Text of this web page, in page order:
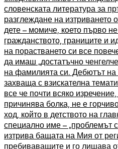
словенската литература за
разглеждане на изтриването
дете – момиче, което първо
гражданството, границите и
на порастването си все
да имаш „достатъчно
на фамилията си. Дебютът
захваща с взискателна
все че почти всяко
причинява болка, не е
ход, който в детството на
специално име – „проблемът
изтрива бащата на Мия от
пребиваващите и го лишава